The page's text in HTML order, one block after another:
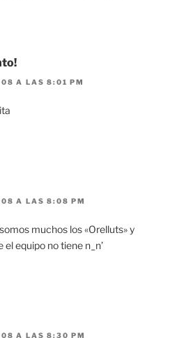
A LAS 8:01 PM
A LAS 8:08 PM
muchos los «Orelluts» y
equipo no tiene n_n’
A LAS 8:30 PM